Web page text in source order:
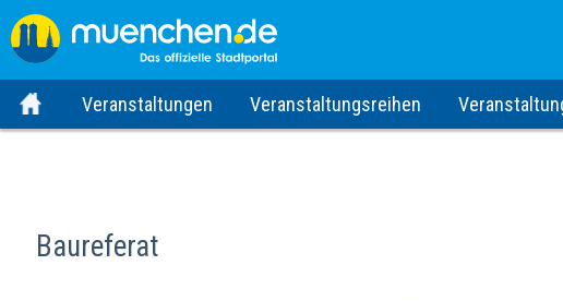
Veranstaltungen Veranstaltungsreihen
Baureferat